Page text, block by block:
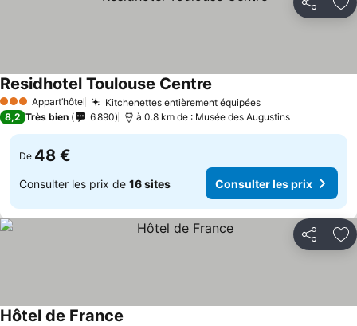
Partager
3 ÉtoilesAppart’hôtel Kitchenettes entièrement équipées
Residhotel Toulouse Centre
8,2 Très bien 6 890 à 0.8 km de : Musée des Augustins
De 48 €
Consulter les prix de 16 sites Consulter les prix
Partager
Hôtel de France